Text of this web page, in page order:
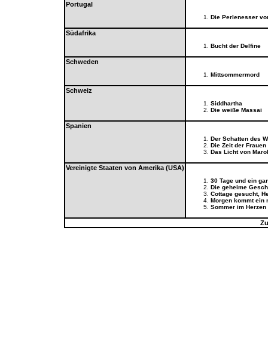
Portugal
Die Perlenesser
Südafrika
Bucht der Delfine
Schweden
Mittsommermord
Schweiz
Siddhartha
Die weiße Massai
Spanien
Der Schatten des
Die Zeit der Frauen
Das Licht von
Vereinigte Staaten von Amerika (USA)
30 Tage und ein
Die geheime
Cottage gesucht,
Morgen kommt ein
Sommer im Herzen